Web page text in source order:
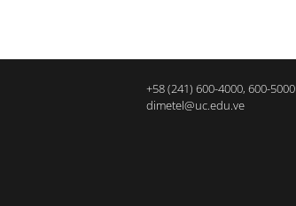
+58 (241) 600-4000, 600-5000
dimetel@uc.edu.ve